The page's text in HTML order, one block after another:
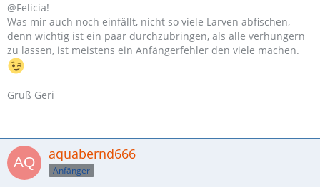
@Felicia!
Was mir auch noch einfällt, nicht so viele Larven abfischen,
denn wichtig ist ein paar durchzubringen, als alle verhungern
zu lassen, ist meistens ein Anfängerfehler den viele machen.
Gruß Geri
aquabernd666
Anfänger